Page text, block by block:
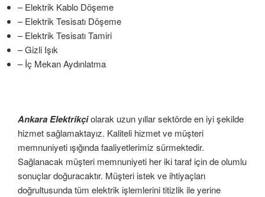
– Elektrik Kablo Döşeme
– Elektrik Tesisatı Döşeme
– Elektrik Tesisatı Tamiri
– Gizli Işık
– İç Mekan Aydınlatma
Ankara Elektrikçiolarak uzun yıllar sektörde en iyi şekilde
hizmet sağlamaktayız. Kaliteli hizmet ve müşteri
memnuniyeti ışığında faaliyetlerimiz sürmektedir.
Sağlanacak müşteri memnuniyeti her iki taraf için de olumlu
sonuçlar doğuracaktır. Müşteri istek ve ihtiyaçları
doğrultusunda tüm elektrik işlemlerini titizlik ile yerine